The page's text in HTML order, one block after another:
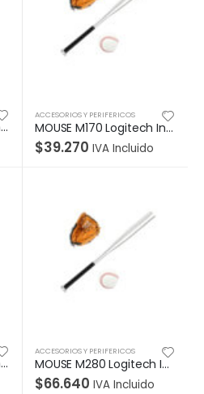
MOUSE M170 Logitech Inalámbrico Receptor USB Compatible Win-Mac Duración Batería Hasta 12 Meses Garantía 1Año-ROJO
ACCESORIOS Y PERIFERICOS
MOUSE M170 Logitech Inalámbrico Receptor USB Compatible Win-Mac Duración Batería Hasta 12 Meses Garantía 1Año-NEGRO
$39.270 IVA Incluido
MOUSE M170 Logitech Inalámbrico Receptor USB Compatible Win-Mac Duración Batería Hasta 12 Meses Garantía 1Año-AZUL
ACCESORIOS Y PERIFERICOS
MOUSE M280 Logitech Inalámbrico Receptor USB Compatible Win-Mac-Unifying Duración Batería Hasta 18 Meses Garantía 1Año-SILVER
$66.640 IVA Incluido